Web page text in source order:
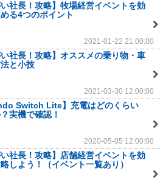
い社長！攻略】牧場経営イベントを効
る4つのポイント
2021-01-22 21:00:00
い社長！攻略】オススメの乗り物・車
と小技
2021-03-30 12:00:00
Switch Lite】充電はどのくらい
実機で確認！
2020-05-05 12:00:00
い社長！攻略】店舗経営イベントを効
しよう！（イベント一覧あり）